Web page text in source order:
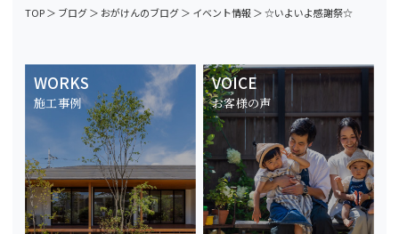
TOP＞ ブログ＞ おがけんのブログ＞ イベント情報 ＞☆いよいよ感謝祭☆
WORKS
施工事例
VOICE
お客様の声